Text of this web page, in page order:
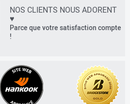
NOS CLIENTS NOUS ADORENT
♥
Parce que votre satisfaction compte
!